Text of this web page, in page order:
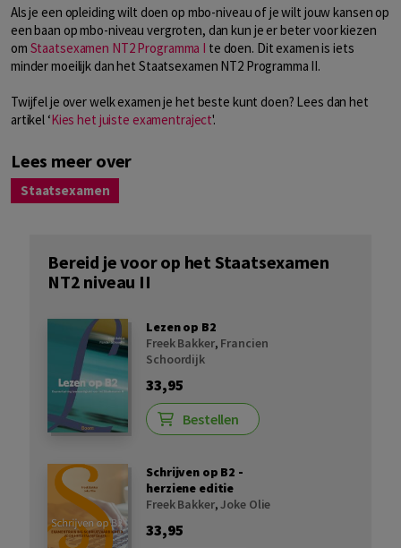
Als je een opleiding wilt doen op mbo-niveau of je wilt jouw kansen op
een baan op mbo-niveau vergroten, dan kun je er beter voor kiezen
om Staatsexamen NT2 Programma I te doen. Dit examen is iets
minder moeilijk dan het Staatsexamen NT2 Programma II.
Twijfel je over welk examen je het beste kunt doen? Lees dan het
artikel ‘Kies het juiste examentraject'.
Lees meer over
Staatsexamen
Bereid je voor op het Staatsexamen
NT2 niveau II
Lezen op B2
Freek Bakker, Francien
Schoordijk
33,95
Bestellen
Schrijven op B2 -
herziene editie
Freek Bakker,Joke Olie
33,95